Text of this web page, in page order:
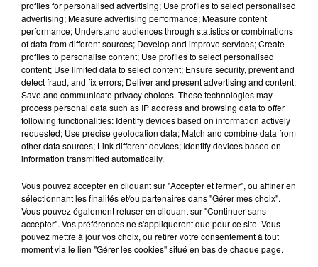
Un homme s'est immolé par le feu après avoir
aspergé sa compagne et leur bébé de trois mois
d'un liquide inflammable.
20 juillet 2026
UNE ADOLESCENTE DEVANT SE FAIRE
OPÉRER DE LA CHEVILLE RESSORT DE LA...
La famille a porté plainte contre la clinique qui a
reconnu sa responsabilité et présenté ses
excuses.
TITRES DIFFUSÉS
profiles for personalised advertising; Use profiles to select personalised
advertising; Measure advertising performance; Measure content
performance; Understand audiences through statistics or combinations
of data from different sources; Develop and improve services; Create
profiles to personalise content; Use profiles to select personalised
content; Use limited data to select content; Ensure security, prevent and
detect fraud, and fix errors; Deliver and present advertising and content;
Save and communicate privacy choices. These technologies may
process personal data such as IP address and browsing data to offer
following functionalities: Identify devices based on information actively
requested; Use precise geolocation data; Match and combine data from
other data sources; Link different devices; Identify devices based on
information transmitted automatically.
Vous pouvez accepter en cliquant sur "Accepter et fermer", ou affiner en
sélectionnant les finalités et/ou partenaires dans "Gérer mes choix".
Vous pouvez également refuser en cliquant sur "Continuer sans
accepter". Vos préférences ne s'appliqueront que pour ce site. Vous
pouvez mettre à jour vos choix, ou retirer votre consentement à tout
moment via le lien "Gérer les cookies" situé en bas de chaque page.